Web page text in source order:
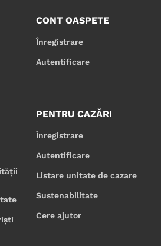
CONT OASPETE
Înregistrare
Autentificare
PENTRU CAZĂRI
Înregistrare
Autentificare
Listare unitate de cazare
Sustenabilitate
Cere ajutor